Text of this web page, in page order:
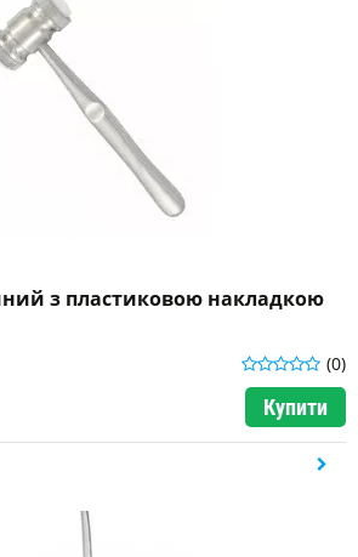
з пластиковою накладкою
(0)
Купити